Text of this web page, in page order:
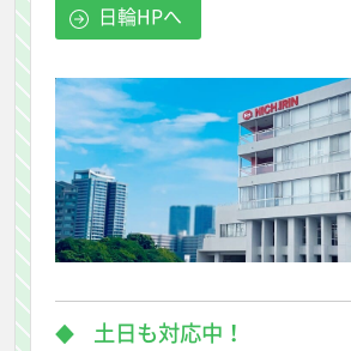
日輪HPへ
土日も対応中！